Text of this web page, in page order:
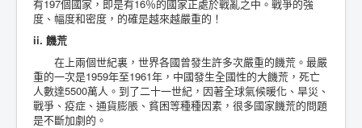
有197個國家，即是有16％的國家正處於戰亂之中。戰爭的強
度、幅度和密度，的確是越來越嚴重的！
ii. 饑荒
在上兩個世紀裏，世界各國曾發生許多次嚴重的饑荒。最嚴
重的一次是1959年至1961年，中國發生全國性的大饑荒，死亡
人數達5500萬人。到了二十一世紀，因著全球氣候暖化、旱災、
戰爭、疫症、通貨膨脹、貧困等種種因素，很多國家饑荒的問題
是不斷加劇的。